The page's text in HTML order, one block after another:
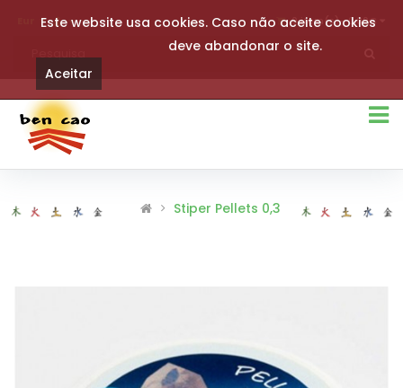
0 item(s)- 0,00€
Stiper Pellets 0,3
Este website usa cookies. Caso não aceite cookies
deve abandonar o site.
Aceitar